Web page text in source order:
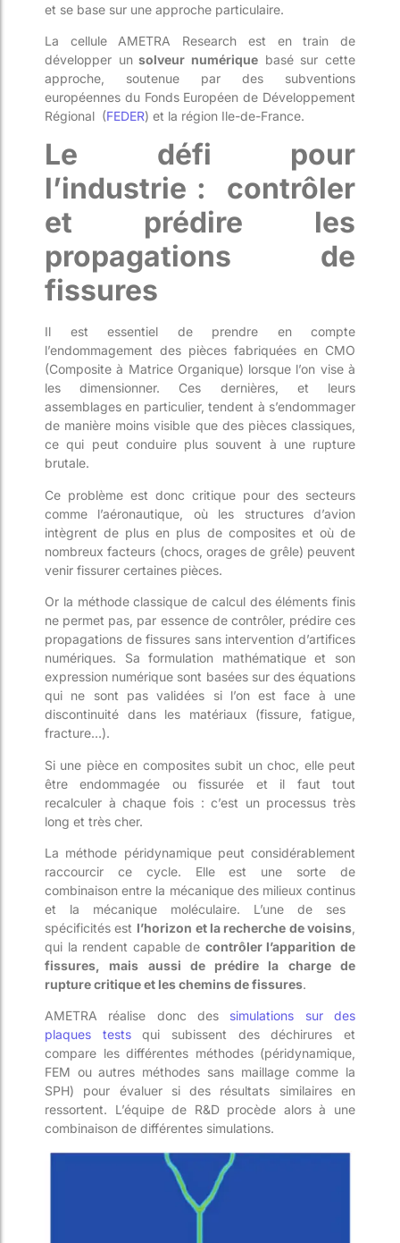
et se base sur une approche particulaire.
La cellule AMETRA Research est en train de
développer unsolveur numérique basé sur cette
approche, soutenue par des subventions
européennes du Fonds Européen de Développement
Régional (FEDER) et la région Ile-de-France.
Le défi pour
l’industrie : contrôler
et prédire les
propagations de
fissures
Il est essentiel de prendre en compte
l’endommagement des pièces fabriquées en CMO
(Composite à Matrice Organique) lorsque l’on vise à
les dimensionner. Ces dernières, et leurs
assemblages en particulier, tendent à s’endommager
de manière moins visible que des pièces classiques,
ce qui peut conduire plus souvent à une rupture
brutale.
Ce problème est donc critique pour des secteurs
comme l’aéronautique, où les structures d’avion
intègrent de plus en plus de composites et où de
nombreux facteurs (chocs, orages de grêle) peuvent
venir fissurer certaines pièces.
Or la méthode classique de calcul des éléments finis
ne permet pas, par essence de contrôler, prédire ces
propagations de fissures sans intervention d’artifices
numériques. Sa formulation mathématique et son
expression numérique sont basées sur des équations
qui ne sont pas validées si l’on est face à une
discontinuité dans les matériaux (fissure, fatigue,
fracture…).
Si une pièce en composites subit un choc, elle peut
être endommagée ou fissurée et il faut tout
recalculer à chaque fois : c’est un processus très
long et très cher.
La méthode péridynamique peut considérablement
raccourcir ce cycle. Elle est une sorte de
combinaison entre la mécanique des milieux continus
et la mécanique moléculaire. L’une de ses
spécificités est l’horizon et la recherche de voisins
qui la rendent capable de contrôler l’apparition de
fissures, mais aussi de prédire la charge de
rupture critique et les chemins de fissures.
AMETRA réalise donc des simulations sur des
plaques testsqui subissent des déchirures et
compare les différentes méthodes (péridynamique,
FEM ou autres méthodes sans maillage comme la
SPH) pour évaluer si des résultats similaires en
ressortent. L’équipe de R&D procède alors à une
combinaison de différentes simulations.